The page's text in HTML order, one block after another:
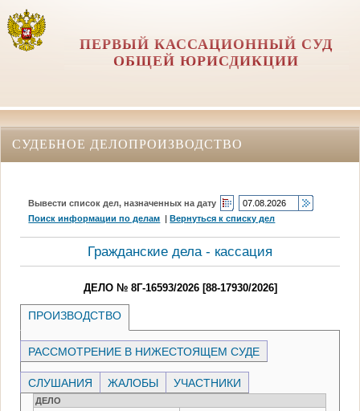
ПЕРВЫЙ КАССАЦИОННЫЙ СУД
ОБЩЕЙ ЮРИСДИКЦИИ
СУДЕБНОЕ ДЕЛОПРОИЗВОДСТВО
Вывести список дел, назначенных на дату
Поиск информации по делам |Вернуться к списку дел
Гражданские дела - кассация
ДЕЛО № 8Г-16593/2026 [88-17930/2026]
ПРОИЗВОДСТВО
РАССМОТРЕНИЕ В НИЖЕСТОЯЩЕМ СУДЕ
СЛУШАНИЯ ЖАЛОБЫ УЧАСТНИКИ
ДЕЛО